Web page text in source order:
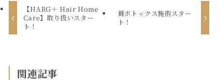
【HARG＋ Hair Home
Care】取り扱いスター
ト！
肩ボトックス施術スター
ト！
関連記事